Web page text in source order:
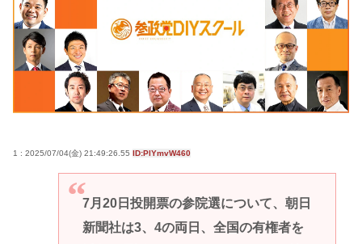
1 : 2025/07/04(金) 21:49:26.55 ID:PlYmvW460
7月20日投開票の参院選について、朝日
新聞社は3、4の両日、全国の有権者を